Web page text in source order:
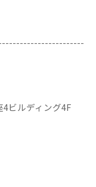
4ビルディング4F